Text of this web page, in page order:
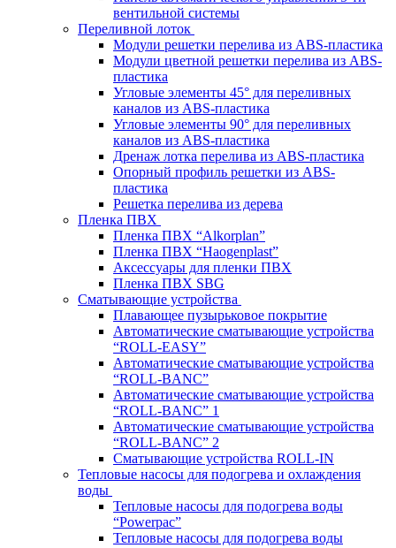
вентильной системы
Переливной лоток
Модули решетки перелива из ABS-пластика
Модули цветной решетки перелива из ABS-
пластика
Угловые элементы 45° для переливных
каналов из ABS-пластика
Угловые элементы 90° для переливных
каналов из ABS-пластика
Дренаж лотка перелива из ABS-пластика
Опорный профиль решетки из ABS-
пластика
Решетка перелива из дерева
Пленка ПВХ
Пленка ПВХ “Alkorplan”
Пленка ПВХ “Haogenplast”
Аксессуары для пленки ПВХ
Пленка ПВХ SBG
Сматывающие устройства
Плавающее пузырьковое покрытие
Автоматические сматывающие устройства
“ROLL-EASY”
Автоматические сматывающие устройства
“ROLL-BANC”
Автоматические сматывающие устройства
“ROLL-BANC” 1
Автоматические сматывающие устройства
“ROLL-BANC” 2
Сматывающие устройства ROLL-IN
Тепловые насосы для подогрева и охлаждения
воды
Тепловые насосы для подогрева воды
“Powerpac”
Тепловые насосы для подогрева воды